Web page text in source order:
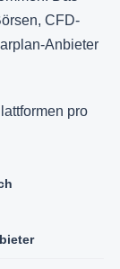
CFD-
Anbieter
pro